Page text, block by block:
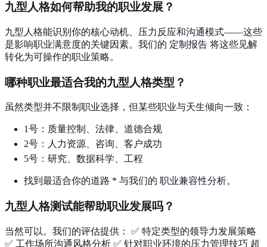
九型人格如何帮助我的职业发展？
九型人格能识别你的核心动机、压力反应和沟通模式——这些
是影响职业满意度的关键因素。我们的 定制报告 将这些见解
转化为可操作的职业策略。
哪种职业最适合我的九型人格类型？
虽然类型并不限制职业选择，但某些职业与天生倾向一致：
1号：质量控制、法律、道德合规
2号：人力资源、咨询、客户成功
5号：研究、数据科学、工程
找到最适合你的道路 * 与我们的 职业兼容性分析。
九型人格测试能帮助职业发展吗？
当然可以。我们的评估提供： ✅ 特定类型的领导力发展策略
✅ 工作场所沟通风格分析 ✅ 针对职业环境的压力管理技巧 超